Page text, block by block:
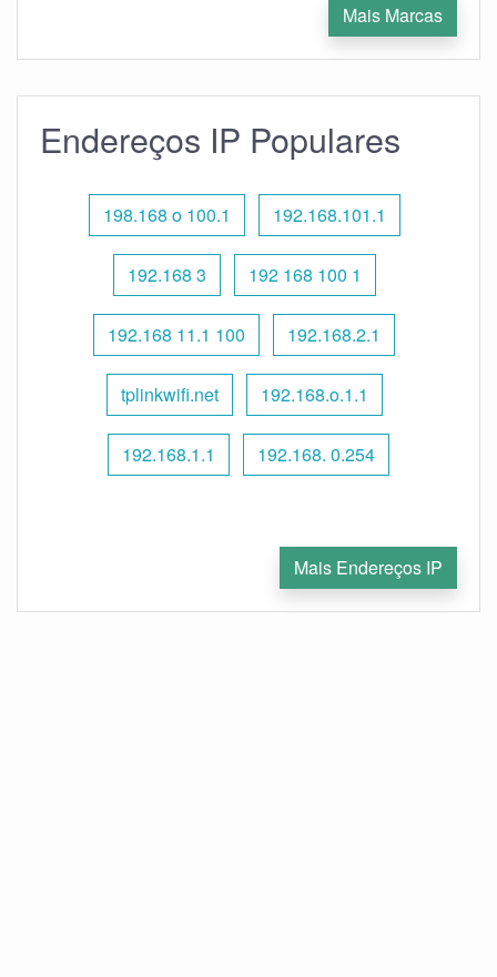
Mais Marcas
Endereços IP Populares
198.168 o 100.1 192.168.101.1
192.168 3 192 168 100 1
192.168 11.1 100 192.168.2.1
tplinkwifi.net 192.168.o.1.1
192.168.1.1 192.168. 0.254
Mais Endereços IP